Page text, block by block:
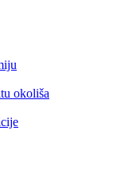
okoliša